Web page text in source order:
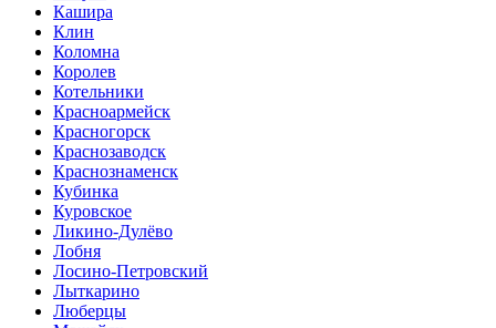
Кашира
Клин
Коломна
Королев
Котельники
Красноармейск
Красногорск
Краснозаводск
Краснознаменск
Кубинка
Куровское
Ликино-Дулёво
Лобня
Лосино-Петровский
Лыткарино
Люберцы